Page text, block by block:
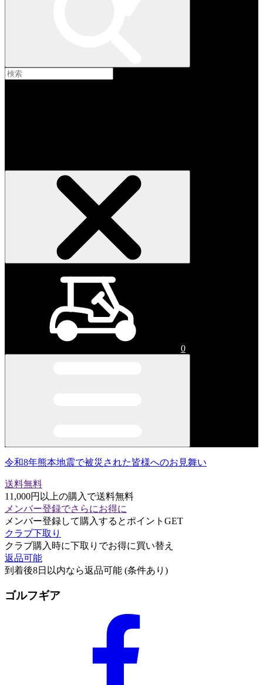
0
令和8年熊本地震で被災された皆様へのお見舞い
送料無料
11,000円以上の購入で送料無料
メンバー登録でさらにお得に
メンバー登録して購入するとポイントGET
クラブ下取り
クラブ購入時に下取りでお得に買い替え
返品可能
到着後8日以内なら返品可能 (条件あり)
ゴルフギア